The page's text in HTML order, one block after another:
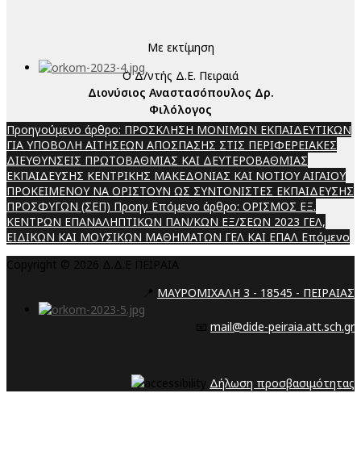
Με εκτίμηση
Ο Δ/ντής Δ.Ε. Πειραιά
Διονύσιος Αναστασόπουλος Δρ.
Φιλόλογος
Προηγούμενο άρθρο: ΠΡΟΣΚΛΗΣΗ ΜΟΝΙΜΩΝ ΕΚΠΑΙΔΕΥΤΙΚΩΝ
ΓΙΑ ΥΠΟΒΟΛΗ ΑΙΤΗΣΕΩΝ ΑΠΟΣΠΑΣΗΣ ΣΤΙΣ ΠΕΡΙΦΕΡΕΙΑΚΕΣ
ΔΙΕΥΘΥΝΣΕΙΣ ΠΡΩΤΟΒΑΘΜΙΑΣ ΚΑΙ ΔΕΥΤΕΡΟΒΑΘΜΙΑΣ
ΕΚΠΑΙΔΕΥΣΗΣ ΚΕΝΤΡΙΚΗΣ ΜΑΚΕΔΟΝΙΑΣ ΚΑΙ ΝΟΤΙΟΥ ΑΙΓΑΙΟΥ
ΠΡΟΚΕΙΜΕΝΟΥ ΝΑ ΟΡΙΣΤΟΥΝ ΩΣ ΣΥΝΤΟΝΙΣΤΕΣ ΕΚΠΑΙΔΕΥΣΗΣ
ΠΡΟΣΦΥΓΩΝ (ΣΕΠ) Προηγ Επόμενο άρθρο: ΟΡΙΣΜΟΣ ΕΞ.
ΚΕΝΤΡΩΝ ΕΠΑΝΑΛΗΠΤΙΚΩΝ ΠΑΝ/ΚΩΝ ΕΞ/ΣΕΩΝ 2023 ΓΕΛ,
ΕΙΔΙΚΩΝ ΚΑΙ ΜΟΥΣΙΚΩΝ ΜΑΘΗΜΑΤΩΝ ΓΕΛ ΚΑΙ ΕΠΑΛ Επόμενο
Copyright © 2026 Δ.Δ.Ε ΠΕΙΡΑΙΑ
📍 ΜΑΥΡΟΜΙΧΑΛΗ 3 - 18545 - ΠΕΙΡΑΙΑΣ
📧 mail@dide-peiraia.att.sch.gr
Δήλωση προσβασιμότητας